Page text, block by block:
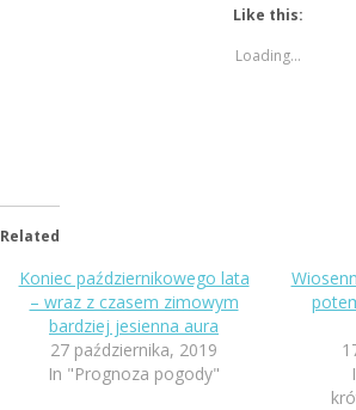
Like this:
Loading...
Related
Koniec październikowego lata
– wraz z czasem zimowym
bardziej jesienna aura
27 października, 2019
In "Prognoza pogody"